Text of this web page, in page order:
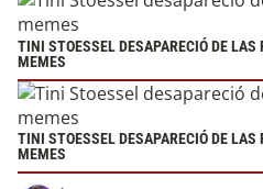
TINI STOESSEL DESAPARECIÓ DE LAS
MEMES
TINI STOESSEL DESAPARECIÓ DE LAS
MEMES